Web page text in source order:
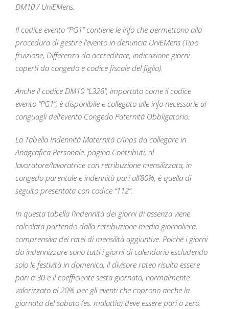
DM10 / UniEMens.
Il codice evento “PG1” contiene le info che permettono alla
procedura di gestire l’evento in denuncia UniEMens (Tipo
fruizione, Differenza da accreditare, indicazione giorni
coperti da congedo e codice fiscale del figlio).
Anche il codice DM10 “L328”, importato come il codice
evento “PG1”, è disponibile e collegato alle info necessarie ai
conguagli dell’evento Congedo Paternità Obbligatorio.
La Tabella Indennità Maternità c/Inps da collegare in
Anagrafica Personale, pagina Contributi, al
lavoratore/lavoratrice con retribuzione mensilizzata, in
congedo parentale e indennità pari all’80%, è quella di
seguito presentata con codice “112”.
In questa tabella l’indennità dei giorni di assenza viene
calcolata partendo dalla retribuzione media giornaliera,
comprensiva dei ratei di mensilità aggiuntive. Poiché i giorni
da indennizzare sono tutti i giorni di calendario escludendo
solo le festività in domenica, il divisore rateo risulta essere
pari a 30 e il coefficiente sesta giornata, normalmente
valorizzato al 20% per gli eventi che coprono anche la
giornata del sabato (es. malattia) deve essere pari a zero.